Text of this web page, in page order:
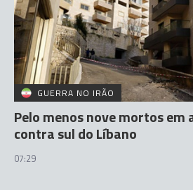
GUERRA NO IRÃO
Pelo menos nove mortos
contra sul do Líbano
07:29